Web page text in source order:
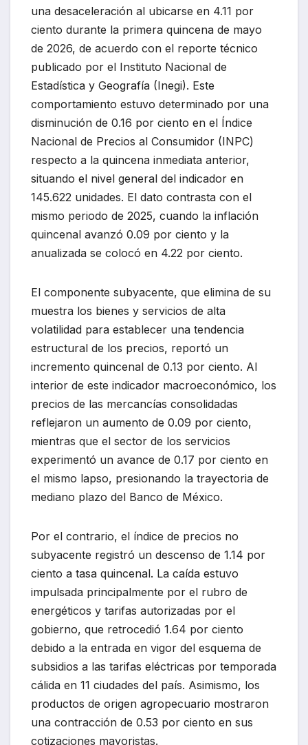
una desaceleración al ubicarse en 4.11 por
ciento durante la primera quincena de mayo
de 2026, de acuerdo con el reporte técnico
publicado por el Instituto Nacional de
Estadística y Geografía (Inegi). Este
comportamiento estuvo determinado por una
disminución de 0.16 por ciento en el Índice
Nacional de Precios al Consumidor (INPC)
respecto a la quincena inmediata anterior,
situando el nivel general del indicador en
145.622 unidades. El dato contrasta con el
mismo periodo de 2025, cuando la inflación
quincenal avanzó 0.09 por ciento y la
anualizada se colocó en 4.22 por ciento.
El componente subyacente, que elimina de su
muestra los bienes y servicios de alta
volatilidad para establecer una tendencia
estructural de los precios, reportó un
incremento quincenal de 0.13 por ciento. Al
interior de este indicador macroeconómico, los
precios de las mercancías consolidadas
reflejaron un aumento de 0.09 por ciento,
mientras que el sector de los servicios
experimentó un avance de 0.17 por ciento en
el mismo lapso, presionando la trayectoria de
mediano plazo del Banco de México.
Por el contrario, el índice de precios no
subyacente registró un descenso de 1.14 por
ciento a tasa quincenal. La caída estuvo
impulsada principalmente por el rubro de
energéticos y tarifas autorizadas por el
gobierno, que retrocedió 1.64 por ciento
debido a la entrada en vigor del esquema de
subsidios a las tarifas eléctricas por temporada
cálida en 11 ciudades del país. Asimismo, los
productos de origen agropecuario mostraron
una contracción de 0.53 por ciento en sus
cotizaciones mayoristas.